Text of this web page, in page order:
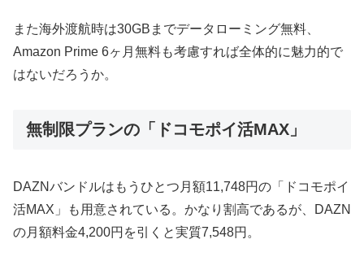
また海外渡航時は30GBまでデータローミング無料、
Amazon Prime 6ヶ月無料も考慮すれば全体的に魅力的で
はないだろうか。
無制限プランの「ドコモポイ活MAX」
DAZNバンドルはもうひとつ月額11,748円の「ドコモポイ
活MAX」も用意されている。かなり割高であるが、DAZN
の月額料金4,200円を引くと実質7,548円。